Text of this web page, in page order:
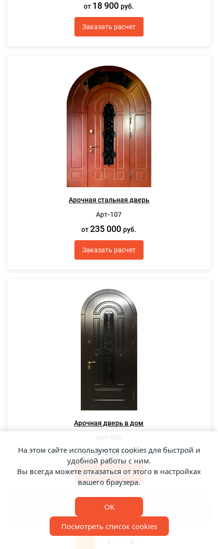
от 18 900руб.
Заказать расчет
Арочная стальная дверь
Арт-107
от235 000руб.
Заказать расчет
Арочная дверь в дом
от76 500 руб.
Заказать расчет
Показать еще
На этом сайте используются cookies для быстрой и
удобной работы с ним.
Вы всегда можете отказаться от этого в настройках
вашего браузера.
OK
Посмотреть список cookies